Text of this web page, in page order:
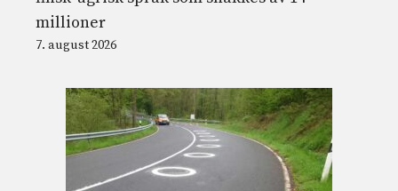
millioner
7. august 2026